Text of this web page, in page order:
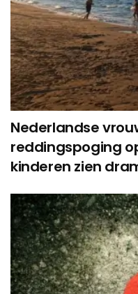
Nederlandse
reddingspoging
kinderen zien